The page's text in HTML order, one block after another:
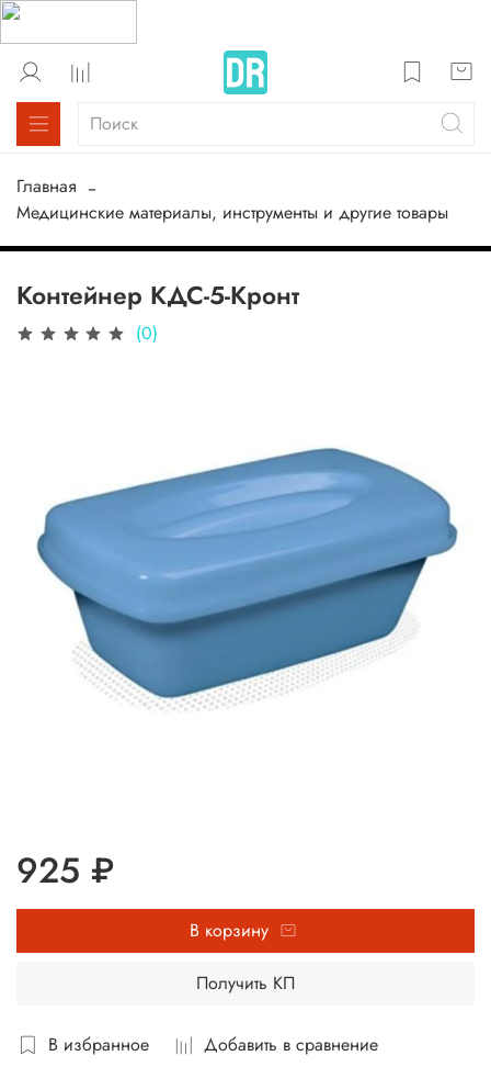
Главная
Медицинские материалы, инструменты и другие товары
Контейнер КДС-5-Кронт
(0)
В избранное Добавить в сравнение
925 ₽
В корзину
Получить КП